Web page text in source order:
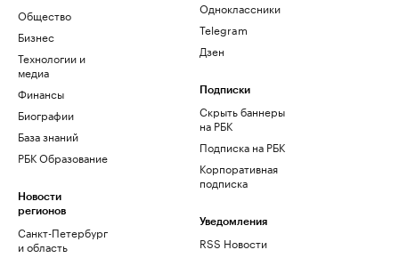
Общество
Бизнес
Технологии и
медиа
Финансы
Биографии
База знаний
РБК Образование
Новости
регионов
Санкт-Петербург
и область
Одноклассники
Telegram
Дзен
Подписки
Скрыть баннеры
на РБК
Подписка на РБК
Корпоративная
подписка
Уведомления
RSS Новости